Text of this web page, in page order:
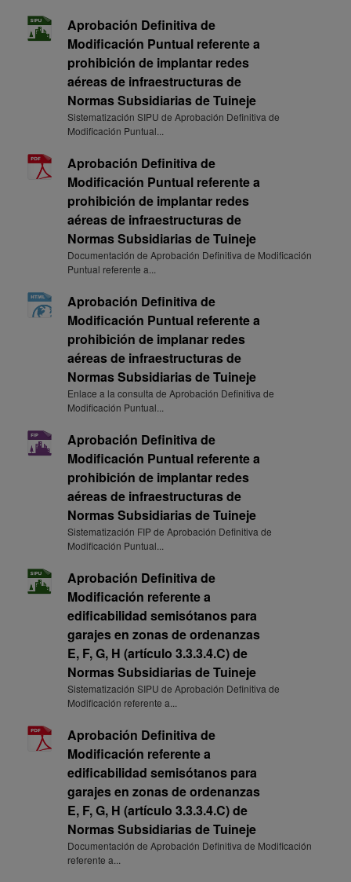
Aprobación Definitiva de
Modificación Puntual referente a
prohibición de implantar redes
aéreas de infraestructuras de
Normas Subsidiarias de Tuineje
Sistematización SIPU de Aprobación Definitiva de
Modificación Puntual...
Aprobación Definitiva de
Modificación Puntual referente a
prohibición de implantar redes
aéreas de infraestructuras de
Normas Subsidiarias de Tuineje
Documentación de Aprobación Definitiva de Modificación
Puntual referente a...
Aprobación Definitiva de
Modificación Puntual referente a
prohibición de implanar redes
aéreas de infraestructuras de
Normas Subsidiarias de Tuineje
Enlace a la consulta de Aprobación Definitiva de
Modificación Puntual...
Aprobación Definitiva de
Modificación Puntual referente a
prohibición de implantar redes
aéreas de infraestructuras de
Normas Subsidiarias de Tuineje
Sistematización FIP de Aprobación Definitiva de
Modificación Puntual...
Aprobación Definitiva de
Modificación referente a
edificabilidad semisótanos para
garajes en zonas de ordenanzas
E, F, G, H (artículo 3.3.3.4.C) de
Normas Subsidiarias de Tuineje
Sistematización SIPU de Aprobación Definitiva de
Modificación referente a...
Aprobación Definitiva de
Modificación referente a
edificabilidad semisótanos para
garajes en zonas de ordenanzas
E, F, G, H (artículo 3.3.3.4.C) de
Normas Subsidiarias de Tuineje
Documentación de Aprobación Definitiva de Modificación
referente a...